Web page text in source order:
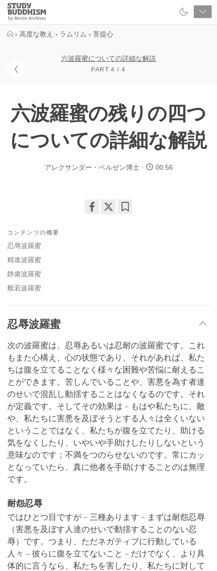
Close
Study
Buddhism
› 高度な教え › ラムリム › 菩提心
六波羅蜜についての詳細な解説
PART 4 / 4
六波羅蜜の残りの四つ
についての詳細な解説
アレクサンダー・ベルゼン博士 00:56
コンテンツの概要
忍辱波羅蜜
精進波羅蜜
静慮波羅蜜
般若波羅蜜
忍辱波羅蜜
次の波羅蜜は、忍辱あるいは忍耐の波羅蜜です。これ
もまた心構え、心の状態であり、それがあれば、私た
ちは腹を立てることなく様々な困難や苦悩に耐えるこ
とができます。苦しんでいることや、害悪を為す者達
のせいで混乱し動揺することはなくなるのです。それ
が定義です。そしてその効果は – もはや私たちに、敵
や、私たちに害悪を及ぼそうとする人々は全くいない
ということではなく、私たちが腹を立てたり、助ける
気をなくしたり、いやいや手助けしたりしないという
意味なのです；不満をつのらせないのです。常にカッ
となっていたら、真に他者を手助けすることのは無理
です。
耐怨忍辱
ではひとつ目ですが – 三種あります – まずは耐怨忍辱
（害悪を及ぼす人達のせいで動揺することのない忍
辱）です。つまり、ただネガティブに行動している
人々 – 彼らに腹を立てないこと – だけでなく、より具
体的に言うなら、私たちを害したり、私たちに対して